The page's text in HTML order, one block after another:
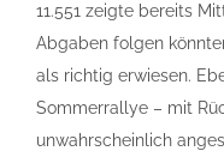
11.551 zeigte bereits
Abgaben folgen
als richtig erwiesen.
Sommerrallye – mit
unwahrscheinlich